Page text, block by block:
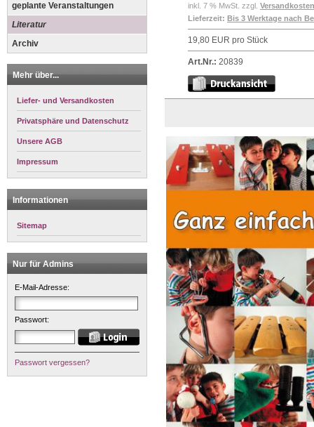
geplante Veranstaltungen
Literatur
Archiv
Mehr über...
Liefer- und Versandkosten
Privatsphäre und Datenschutz
Unsere AGB
Impressum
Informationen
Sitemap
Nur für Admins
E-Mail-Adresse:
Passwort:
Passwort vergessen?
inkl. 7 % MwSt. zzgl. Versandkosten
Lieferzeit: Bis 3 Werktage nach
19,80 EUR pro Stück
Art.Nr.: 20839